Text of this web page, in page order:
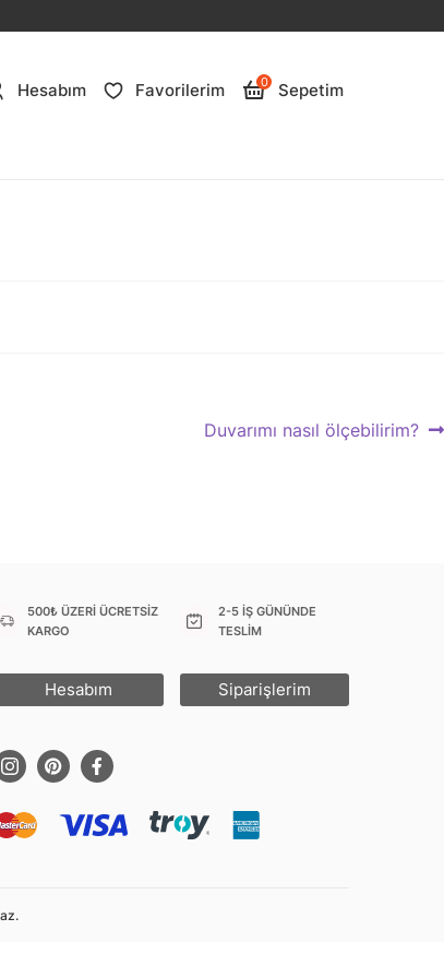
Hesabım Favorilerim 0 Sepetim
Next
Duvarımı nasıl ölçebilirim?
500₺ ÜZERİ ÜCRETSİZ
KARGO
2-5 İŞ GÜNÜNDE
TESLİM
Hesabım Siparişlerim